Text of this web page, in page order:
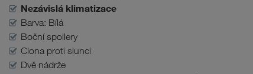
Nezávislá klimatizace
Barva: Bílá
Boční spoilery
Clona proti slunci
Dvě nádrže